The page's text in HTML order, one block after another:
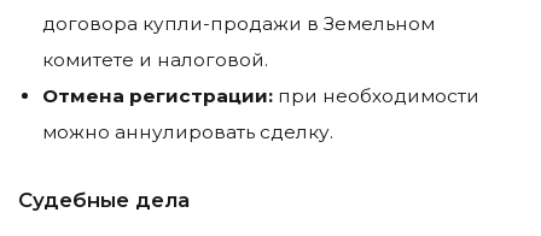
договора купли-продажи в Земельном
комитете и налоговой.
Отмена регистрации: при необходимости
можно аннулировать сделку.
Судебные дела